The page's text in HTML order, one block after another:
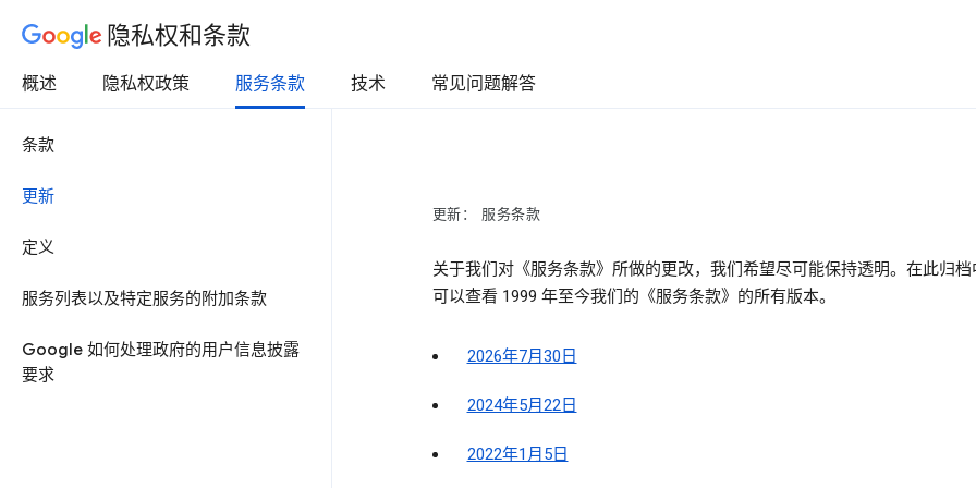
隐私权和条款
概述 隐私权政策 服务条款 技术 常见问题解答
条款
更新
定义
服务列表以及特定服务的附加条款
Google 如何处理政府的用户信息披露
要求
更新： 服务条款
关于我们对《服务条款》所做的更改，我们希望尽可能保持透明。在此归档
可以查看 1999 年至今我们的《服务条款》的所有版本。
2026年7月30日
2024年5月22日
2022年1月5日